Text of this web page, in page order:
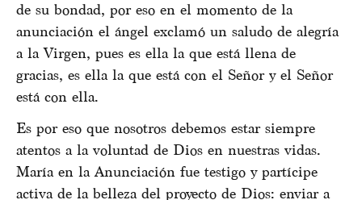
de su bondad, por eso en el momento de la
anunciación el ángel exclamó un saludo de alegría
a la Virgen, pues es ella la que está llena de
gracias, es ella la que está con el Señor y el Señor
está con ella.
Es por eso que nosotros debemos estar siempre
atentos a la voluntad de Dios en nuestras vidas.
María en la Anunciación fue testigo y partícipe
activa de la belleza del proyecto de Dios: enviar a